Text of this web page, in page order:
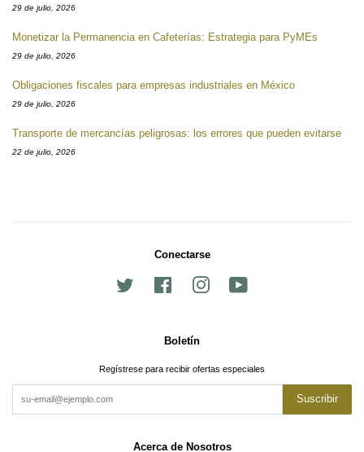
29 de julio, 2026
Monetizar la Permanencia en Cafeterías: Estrategia para PyMEs
29 de julio, 2026
Obligaciones fiscales para empresas industriales en México
29 de julio, 2026
Transporte de mercancías peligrosas: los errores que pueden evitarse
22 de julio, 2026
Conectarse
Facebook Instagram
Boletín
Regístrese para recibir ofertas especiales
Suscribir
Acerca de Nosotros